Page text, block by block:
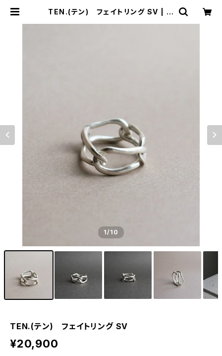
TEN.(テン) フェイトリング SV | サ
1/10
TEN.(テン) フェイトリング SV
¥20,900